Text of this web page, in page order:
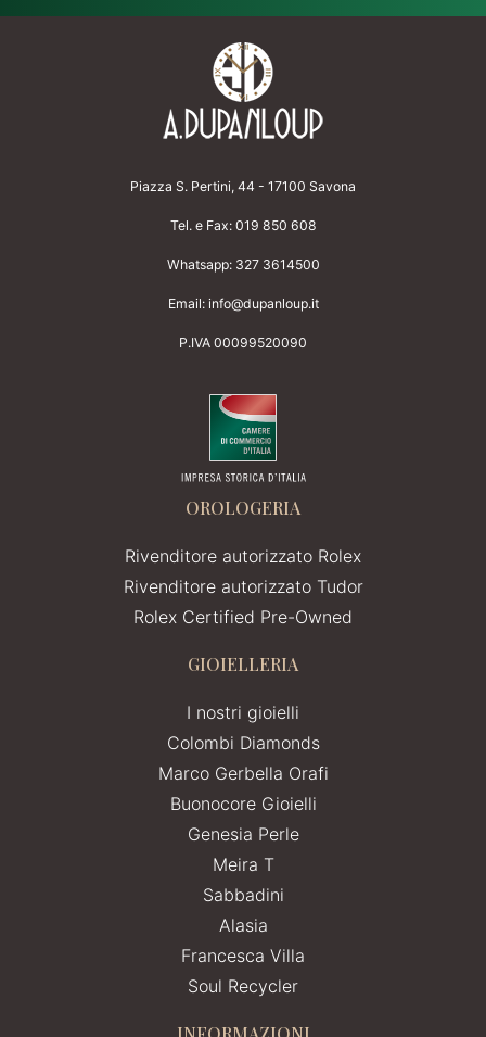
Piazza S. Pertini, 44 - 17100 Savona
Tel. e Fax: 019 850 608
Whatsapp: 327 3614500
Email: info@dupanloup.it
P.IVA 00099520090
OROLOGERIA
Rivenditore autorizzato Rolex
Rivenditore autorizzato Tudor
Rolex Certified Pre-Owned
GIOIELLERIA
I nostri gioielli
Colombi Diamonds
Marco Gerbella Orafi
Buonocore Gioielli
Genesia Perle
Meira T
Sabbadini
Alasia
Francesca Villa
Soul Recycler